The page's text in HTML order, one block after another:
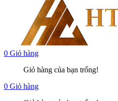
0 Giỏ hàng
Giỏ hàng của bạn trống!
0 Giỏ hàng